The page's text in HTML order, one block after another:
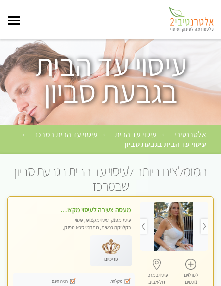
עיסוי עד הבית
בגבעת סביון
אלטרנטיבי › עיסוי עד הבית › עיסוי עד הבית במרכז ›
עיסוי עד הבית בגבעת סביון
המומלצים ביותר לעיסוי עד הבית בגבעת סביון
שבמרכז
לפרטים
נוספים
עיסוי במרכז
תל-אביב
מעסה צעירה לעיסוי מקצועי בבת-ים ללא מין !!
עיסוי מפנק, עיסוי מקצועי, עיסוי
בקלניקה פרטית, מתחמי ספא מפנק,
טנטרה
פרימיום
מקלחת
חניה חינם